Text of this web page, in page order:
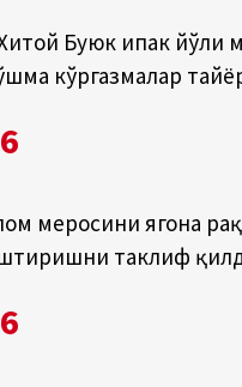
Буюк ипак йўли
кўргазмалар
меросини ягона
таклиф